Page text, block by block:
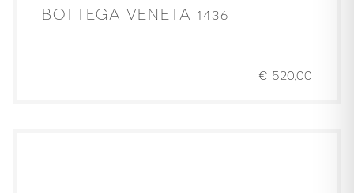
BOTTEGA VENETA 1436
€ 520,00